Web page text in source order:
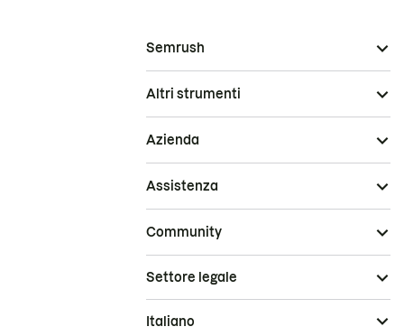
Semrush
Altri strumenti
Azienda
Assistenza
Community
Settore legale
Italiano